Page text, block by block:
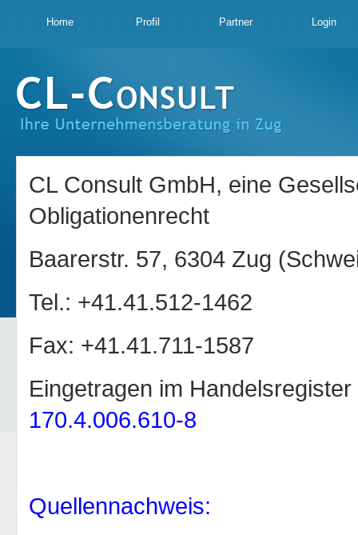
Home Profil Partner Login
CL Consult GmbH, eine
Obligationenrecht
Baarerstr. 57, 6304 Zug
Tel.: +41.41.512-1462
Fax: +41.41.711-1587
Eingetragen im
170.4.006.610-8
Quellennachweis: